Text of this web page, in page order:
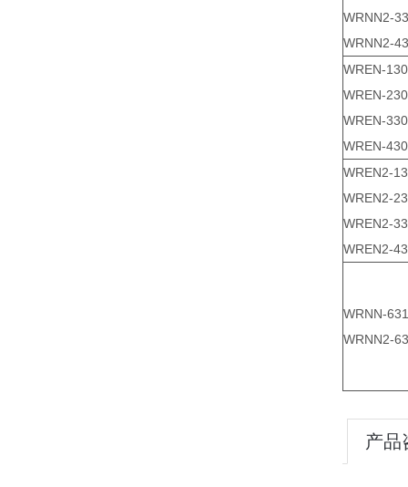
WRNN2-
WRNN2-
WREN-130
WREN-230
WREN-330
WREN-430
WREN2-
WREN2-
WREN2-
WREN2-
WRNN-631
WRNN2-
产品